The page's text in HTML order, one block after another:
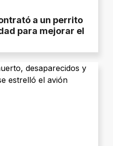
a un perrito
para mejorar el